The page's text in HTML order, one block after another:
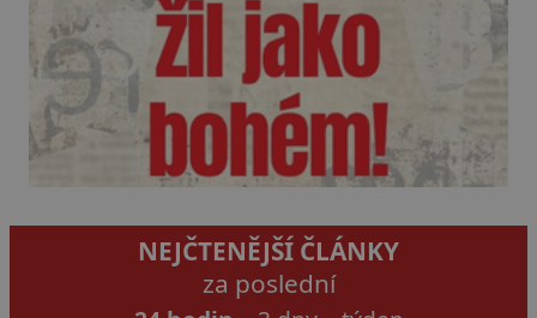
NEJČTENĚJŠÍ ČLÁNKY
za poslední